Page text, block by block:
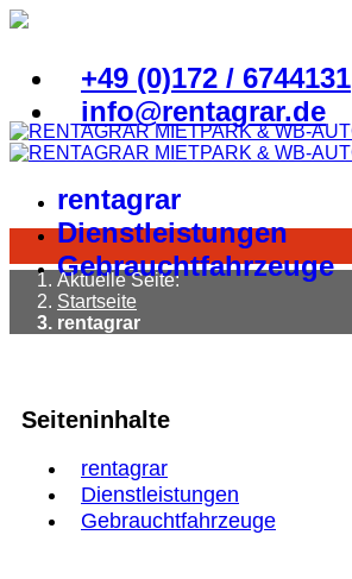
+49 (0)172 / 6744131
info@rentagrar.de
rentagrar
Dienstleistungen
Gebrauchtfahrzeuge
Aktuelle Seite:
Startseite
rentagrar
Seiteninhalte
rentagrar
Dienstleistungen
Gebrauchtfahrzeuge